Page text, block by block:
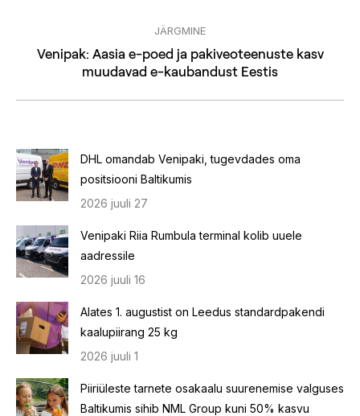
JÄRGMINE
Next
post:
Venipak: Aasia e-poed ja pakiveoteenuste kasv
muudavad e-kaubandust Eestis
DHL omandab Venipaki, tugevdades oma
positsiooni Baltikumis
2026 juuli 27
Venipaki Riia Rumbula terminal kolib uuele
aadressile
2026 juuli 16
Alates 1. augustist on Leedus standardpakendi
kaalupiirang 25 kg
2026 juuli 1
Piiriüleste tarnete osakaalu suurenemise valguses
Baltikumis sihib NML Group kuni 50% kasvu